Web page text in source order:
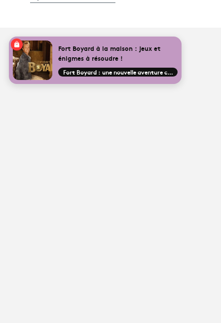
Fort Boyard à la maison : jeux et
énigmes à résoudre !
Fort Boyard : une nouvelle aventure commence !